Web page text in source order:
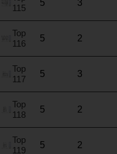
115
5 3
Top
116
5 2
Top
117
5 3
Top
118
5 2
Top
119
5 2